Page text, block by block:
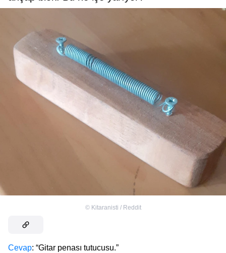
© Kitaranisti / Reddit
Cevap: “Gitar penası tutucusu.”